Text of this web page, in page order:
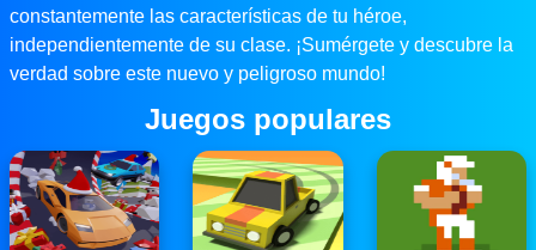
constantemente las características de tu héroe,
independientemente de su clase. ¡Sumérgete y descubre la
verdad sobre este nuevo y peligroso mundo!
Juegos populares